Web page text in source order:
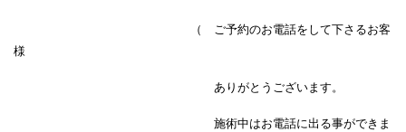
（ ご予約のお電話をして下さるお客
様
ありがとうございます。
施術中はお電話に出る事ができま